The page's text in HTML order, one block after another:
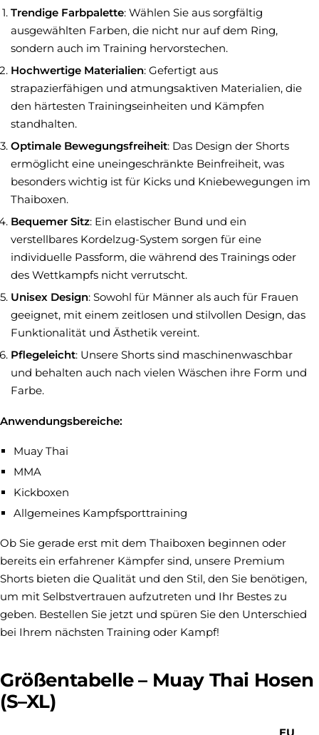
Trendige Farbpalette: Wählen Sie aus sorgfältig
ausgewählten Farben, die nicht nur auf dem Ring,
sondern auch im Training hervorstechen.
Hochwertige Materialien: Gefertigt aus
strapazierfähigen und atmungsaktiven Materialien, die
den härtesten Trainingseinheiten und Kämpfen
standhalten.
Optimale Bewegungsfreiheit: Das Design der Shorts
ermöglicht eine uneingeschränkte Beinfreiheit, was
besonders wichtig ist für Kicks und Kniebewegungen im
Thaiboxen.
Bequemer Sitz: Ein elastischer Bund und ein
verstellbares Kordelzug-System sorgen für eine
individuelle Passform, die während des Trainings oder
des Wettkampfs nicht verrutscht.
Unisex Design: Sowohl für Männer als auch für Frauen
geeignet, mit einem zeitlosen und stilvollen Design, das
Funktionalität und Ästhetik vereint.
Pflegeleicht: Unsere Shorts sind maschinenwaschbar
und behalten auch nach vielen Wäschen ihre Form und
Farbe.
Anwendungsbereiche:
Muay Thai
MMA
Kickboxen
Allgemeines Kampfsporttraining
Ob Sie gerade erst mit dem Thaiboxen beginnen oder
bereits ein erfahrener Kämpfer sind, unsere Premium
Shorts bieten die Qualität und den Stil, den Sie benötigen,
um mit Selbstvertrauen aufzutreten und Ihr Bestes zu
geben. Bestellen Sie jetzt und spüren Sie den Unterschied
bei Ihrem nächsten Training oder Kampf!
Größentabelle – Muay Thai Hosen
(S–XL)